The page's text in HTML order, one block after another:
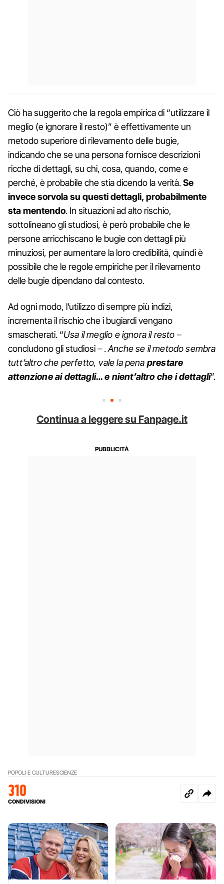
Ciò ha suggerito che la regola empirica di “utilizzare il
meglio (e ignorare il resto)” è effettivamente un
metodo superiore di rilevamento delle bugie,
indicando che se una persona fornisce descrizioni
ricche di dettagli, su chi, cosa, quando, come e
perché, è probabile che stia dicendo la verità.Se
invece sorvola su questi dettagli, probabilmente
sta mentendo. In situazioni ad alto rischio,
sottolineano gli studiosi, è però probabile che le
persone arricchiscano le bugie con dettagli più
minuziosi, per aumentare la loro credibilità, quindi è
possibile che le regole empiriche per il rilevamento
delle bugie dipendano dal contesto.
Ad ogni modo, l’utilizzo di sempre più indizi,
incrementa il rischio che i bugiardi vengano
smascherati. “Usa il meglio e ignora il resto –
concludono gli studiosi – .Anche se il metodo sembra
tutt’altro che perfetto, vale la pena prestare
attenzione ai dettagli… e nient’altro che i dettagli”.
Continua a leggere su Fanpage.it
POPOLI E CULTURESCIENZE
310
CONDIVISIONI